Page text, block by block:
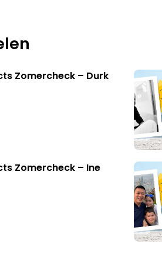
Zomercheck – Durk
Zomercheck – Ine